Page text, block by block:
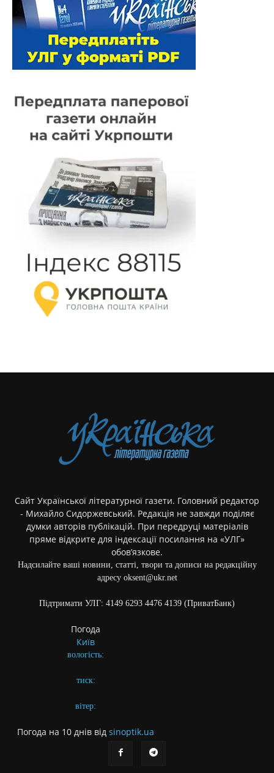
Сайт Української літературної газети. Головний редактор
- Михайло Сидоржевський. Редакція не завжди поділяє
думки авторів публікацій. При передруці матеріалів
пряме відкрите для індексації посилання на «УЛГ»
обов’язкове.
Надсилайте ваші новини, статті, твори та дописи на редакційну
адресу oksent@ukr.net
Підтримати УЛГ: 4149 6293 4476 4139 (ПриватБанк)
Погода
Київ
вологість:
тиск:
вітер:
Погода на 10 днів від sinoptik.ua